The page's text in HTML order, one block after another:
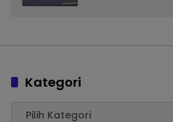
Kategori